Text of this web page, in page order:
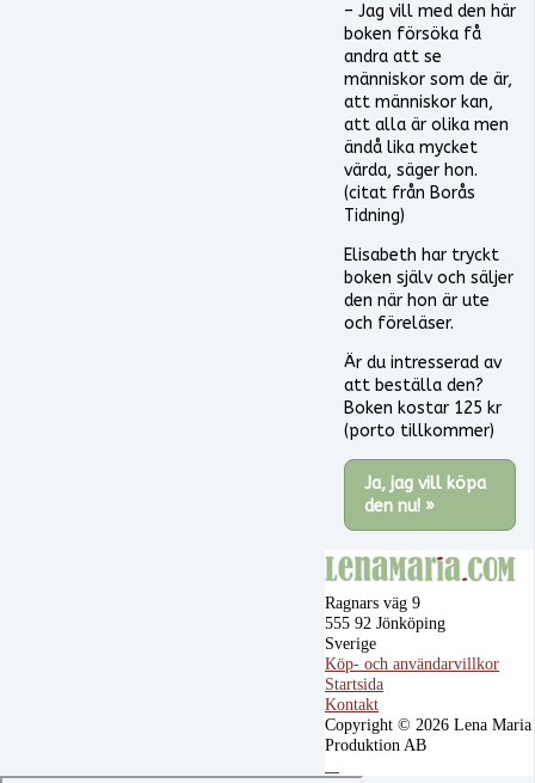
– Jag vill med den här
boken försöka få
andra att se
människor som de är,
att människor kan,
att alla är olika men
ändå lika mycket
värda, säger hon.
(citat från Borås
Tidning)
Elisabeth har tryckt
boken själv och säljer
den när hon är ute
och föreläser.
Är du intresserad av
att beställa den?
Boken kostar 125 kr
(porto tillkommer)
Ja, jag vill köpa
den nu! »
Ragnars väg 9
555 92 Jönköping
Sverige
Köp- och användarvillkor
Startsida
Kontakt
Copyright © 2026 Lena Maria
Produktion AB